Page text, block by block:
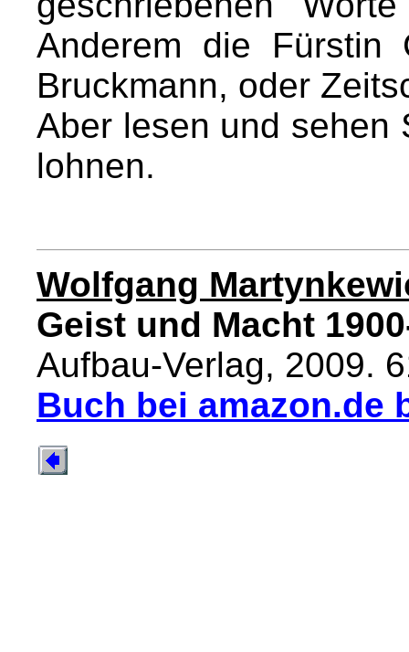
Anderem die Fürstin
Bruckmann, oder
Aber lesen und sehen
lohnen.
Wolfgang
Geist und Macht
Aufbau-Verlag, 2009.
Buch bei amazon.de